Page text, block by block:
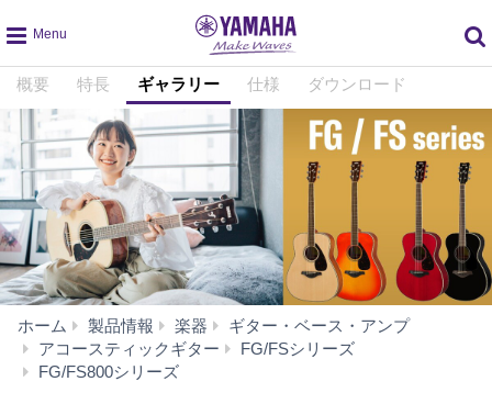
global
navigation
概要 特長 ギャラリー 仕様 ダウンロード
ホーム 製品情報 楽器
ギター・ベース・アンプ
アコースティックギター
FG/FSシリーズ
FG/FS800シリーズ